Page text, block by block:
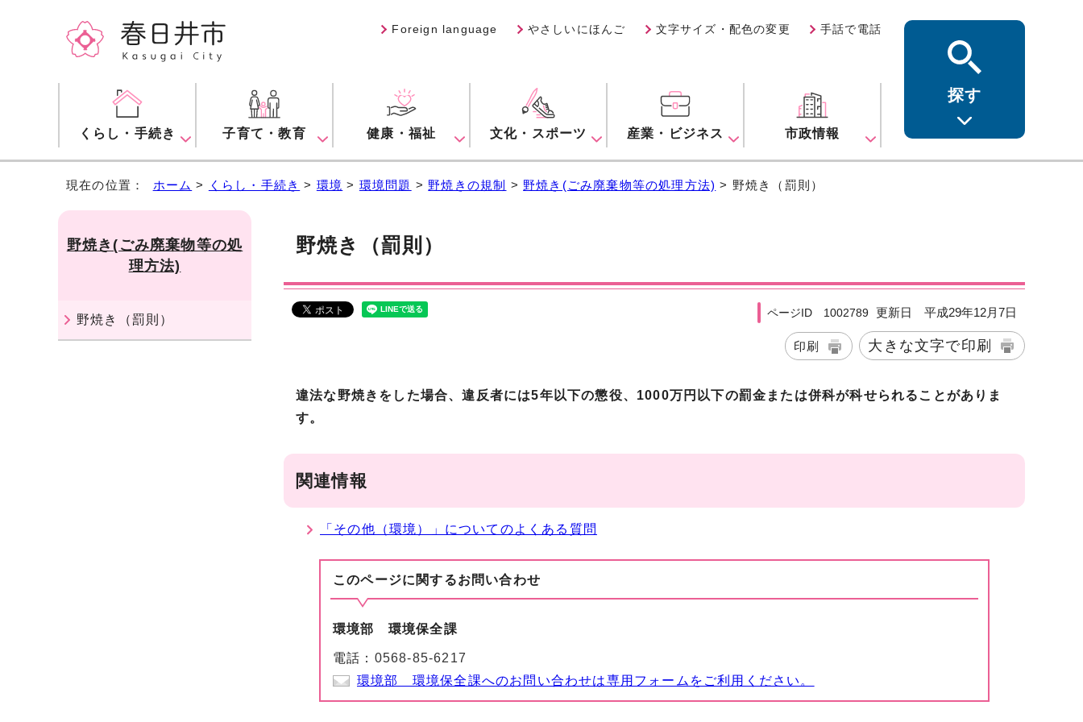
Foreign language やさしいにほんご 文字サイズ・配色の変更 手話で電話
くらし・手続き 子育て・教育 健康・福祉 文化・スポーツ 産業・ビジネス 市政情報
探す
現在の位置： ホーム > くらし・手続き > 環境 > 環境問題 > 野焼きの規制 > 野焼き(ごみ廃棄物等の処理方法) > 野焼き（罰則）
野焼き（罰則）
ページID 1002789 更新日 平成29年12月7日
印刷 大きな文字で印刷
違法な野焼きをした場合、違反者には5年以下の懲役、1000万円以下の罰金または併科が科せられることがありま
す。
関連情報
「その他（環境）」についてのよくある質問
このページに関するお問い合わせ
環境部 環境保全課
電話： 0568-85-6217
環境部 環境保全課へのお問い合わせは専用フォームをご利用ください。
野焼き(ごみ廃棄物等の処
理方法)
野焼き（罰則）